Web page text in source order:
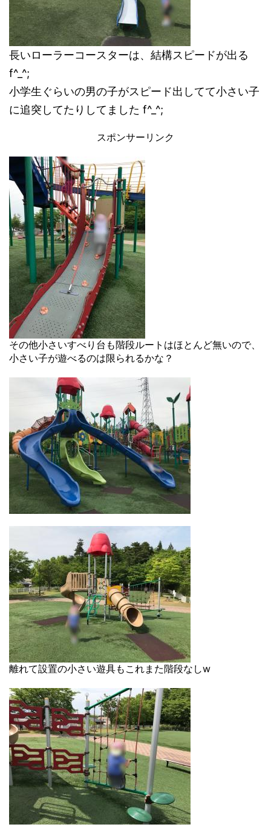
長いローラーコースターは、結構スピードが出る
f^_^;
小学生ぐらいの男の子がスピード出してて小さい子
に追突してたりしてました f^_^;
スポンサーリンク
その他小さいすべり台も階段ルートはほとんど無いので、
小さい子が遊べるのは限られるかな？
離れて設置の小さい遊具もこれまた階段なしw